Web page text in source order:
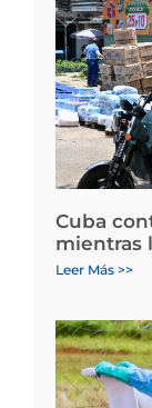
Cuba
mientras
Leer Más >>